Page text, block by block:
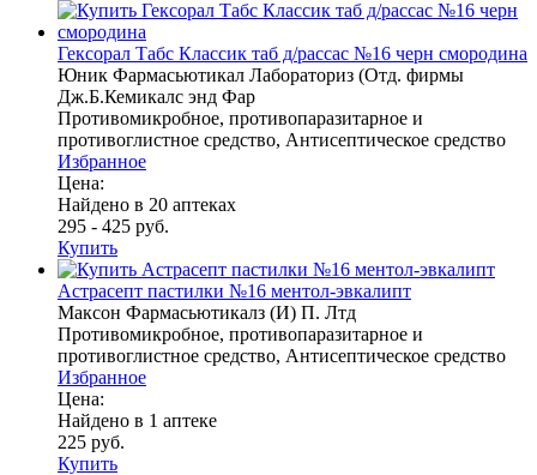
Гексорал Табс Классик таб д/рассас №16 черн смородина
Юник Фармасьютикал Лабораториз (Отд. фирмы
Дж.Б.Кемикалс энд Фар
Противомикробное, противопаразитарное и
противоглистное средство, Антисептическое средство
Избранное
Цена:
Найдено в 20 аптеках
295 - 425 руб.
Купить
Астрасепт пастилки №16 ментол-эвкалипт
Максон Фармасьютикалз (И) П. Лтд
Противомикробное, противопаразитарное и
противоглистное средство, Антисептическое средство
Избранное
Цена:
Найдено в 1 аптеке
225 руб.
Купить